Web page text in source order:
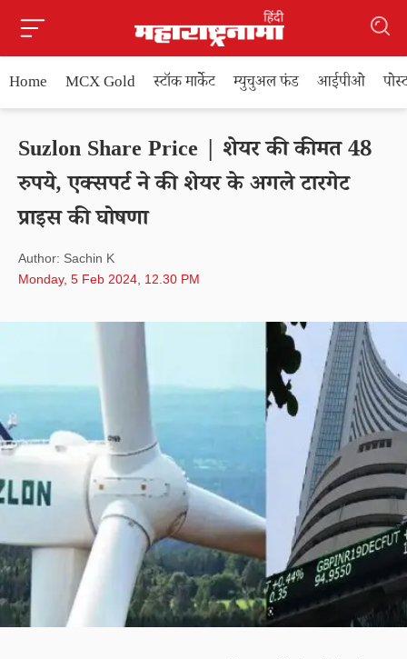
Home MCX Gold स्टॉक मार्केट म्युचुअल फंड आईपीओ
Suzlon Share Price | शेयर की कीमत 48
रुपये, एक्सपर्ट ने की शेयर के अगले टारगेट
प्राइस की घोषणा
Author: Sachin K
Monday, 5 Feb 2024, 12.30 PM